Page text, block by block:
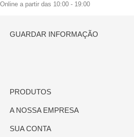
Online a partir das 10:00 - 19:00
GUARDAR INFORMAÇÃO
PRODUTOS
A NOSSA EMPRESA
SUA CONTA